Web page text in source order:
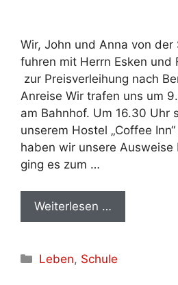
Wir, John und Anna von der
fuhren mit Herrn Esken und
zur Preisverleihung nach
Anreise Wir trafen uns um
am Bahnhof. Um 16.30 Uhr
unserem Hostel „Coffee
haben wir unsere
ging es zum …
Weiterlesen …
Kategorien
Leben, Schule